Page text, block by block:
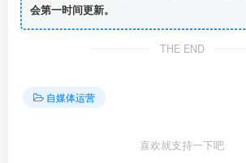
会第一时间更新。
THE END
自媒体运营
喜欢就支持一下吧